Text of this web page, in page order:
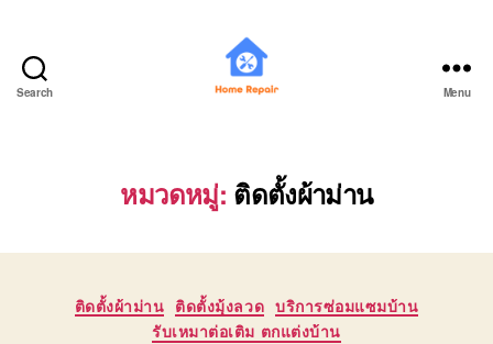
Search
อาชีพ
THAIHOMEBUILDER
Menu
หมวดหมู่: ติดตั้งผ้าม่าน
Categories
ติดตั้งผ้าม่าน ติดตั้งมุ้งลวด บริการซ่อมแซมบ้าน
รับเหมาต่อเติม ตกแต่งบ้าน